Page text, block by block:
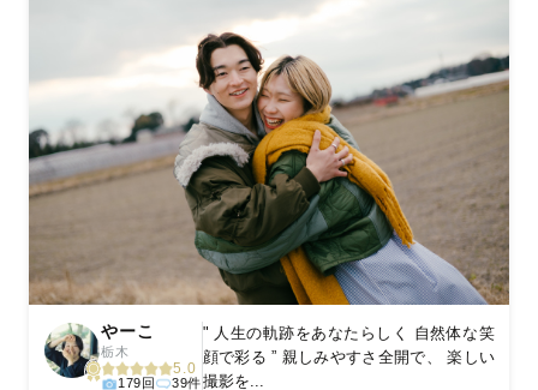
やーこ
栃木
5.0
179回 39件
" 人生の軌跡をあなたらしく 自然体な笑
顔で彩る ” 親しみやすさ全開で、 楽しい
撮影を...